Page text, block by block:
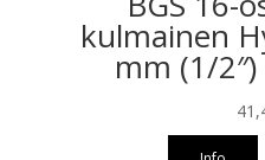
kulmainen
mm (1/